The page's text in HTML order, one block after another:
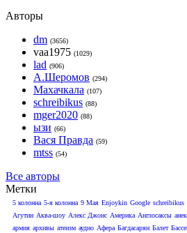
Авторы
dm (3656)
vaa1975 (1029)
lad (906)
А.Шеромов (294)
Махачкала (107)
schreibikus (88)
mger2020 (88)
ызи (66)
Вася Правда (59)
mtss (54)
Все авторы
Метки
5 колонна 5-я колонна 9 Мая Enjoykin Google schreibikus
Агутин Аква-шоу Алекс Джонс Америка Англосаксы
армия архивы атеизм аудио Афера Багдасарян Балет